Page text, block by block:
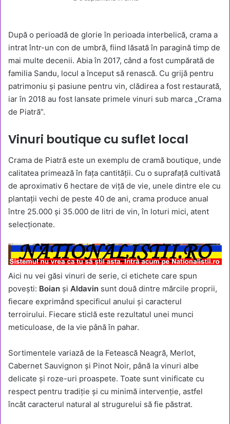
După o perioadă de glorie în perioada interbelică, crama a
intrat într-un con de umbră, fiind lăsată în paragină timp de
mai multe decenii. Abia în 2017, când a fost cumpărată de
familia Sandu, locul a început să renască. Cu grijă pentru
patrimoniu și pasiune pentru vin, clădirea a fost restaurată,
iar în 2018 au fost lansate primele vinuri sub marca „Crama
de Piatră”.
Vinuri boutique cu suflet local
Crama de Piatră este un exemplu de cramă boutique, unde
calitatea primează în fața cantității. Cu o suprafață cultivată
de aproximativ 6 hectare de viță de vie, unele dintre ele cu
plantații vechi de peste 40 de ani, crama produce anual
între 25.000 și 35.000 de litri de vin, în loturi mici, atent
selecționate.
Aici nu vei găsi vinuri de serie, ci etichete care spun
povești: Boian și Aldavin sunt două dintre mărcile proprii,
fiecare exprimând specificul anului și caracterul
terroirului. Fiecare sticlă este rezultatul unei munci
meticuloase, de la vie până în pahar.
Sortimentele variază de la Fetească Neagră, Merlot,
Cabernet Sauvignon și Pinot Noir, până la vinuri albe
delicate și roze-uri proaspete. Toate sunt vinificate cu
respect pentru tradiție și cu minimă intervenție, astfel
încât caracterul natural al strugurelui să fie păstrat.